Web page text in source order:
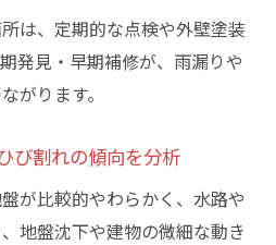
は、定期的な点検や外壁塗装
発見・早期補修が、雨漏りや
がります。
び割れの傾向を分析
が比較的やわらかく、水路や
地盤沈下や建物の微細な動き